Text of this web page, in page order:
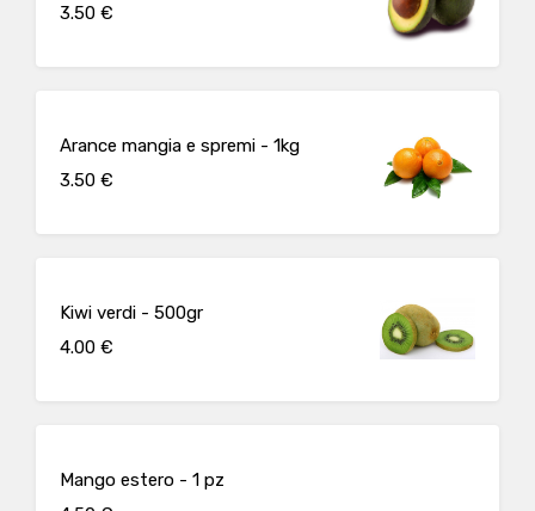
3.50 €
Arance mangia e spremi - 1kg
3.50 €
Kiwi verdi - 500gr
4.00 €
Mango estero - 1 pz